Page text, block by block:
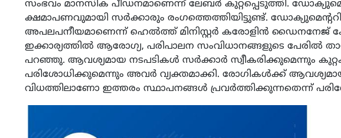
സംഭവം മാനസിക പീഡനമാണെന്ന് ലേബര്‍ കുറ്റപ്പെടുത്തി.
ക്ഷമാപണവുമായി സര്‍ക്കാരും രംഗത്തെത്തിയിട്ടുണ്ട്.
അപലപനീയമാണെന്ന് ഹെല്‍ത്ത് മിനിസ്റ്റര്‍ കരോളിന്‍
ഇക്കാര്യത്തില്‍ ആരോഗ്യ, പരിപാലന സംവിധാനങ്ങളുടെ പേരില്‍
പറഞ്ഞു. ആവശ്യമായ നടപടികള്‍ സര്‍ക്കാര്‍ സ്വീകരിക്കുമെന്നും
പരിശോധിക്കുമെന്നും അവര്‍ വ്യക്തമാക്കി. രോഗികള്‍ക്ക്
വിധത്തിലാണോ ഇത്തരം സ്ഥാപനങ്ങള്‍ പ്രവര്‍ത്തിക്കുന്നതെന്ന്